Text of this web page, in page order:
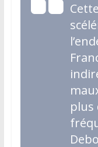
plus